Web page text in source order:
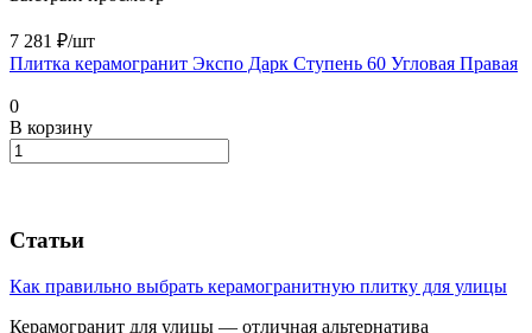
7 281 ₽/шт
Плитка керамогранит Экспо Дарк Ступень 60 Угловая Правая
0
В корзину
Статьи
Как правильно выбрать керамогранитную плитку для улицы
Керамогранит для улицы — отличная альтернатива